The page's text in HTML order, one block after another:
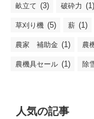
畝立て (3) 破砕力 (1)
草刈り機 (5) 薪 (1)
農家 補助金 (1) 農
農機具セール (1) 除
人気の記事